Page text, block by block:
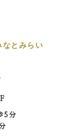
なとみらい
5分